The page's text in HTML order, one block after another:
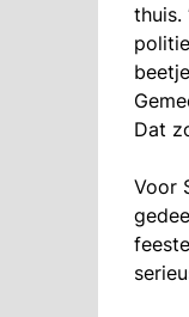
thuis.
Dat
Voor